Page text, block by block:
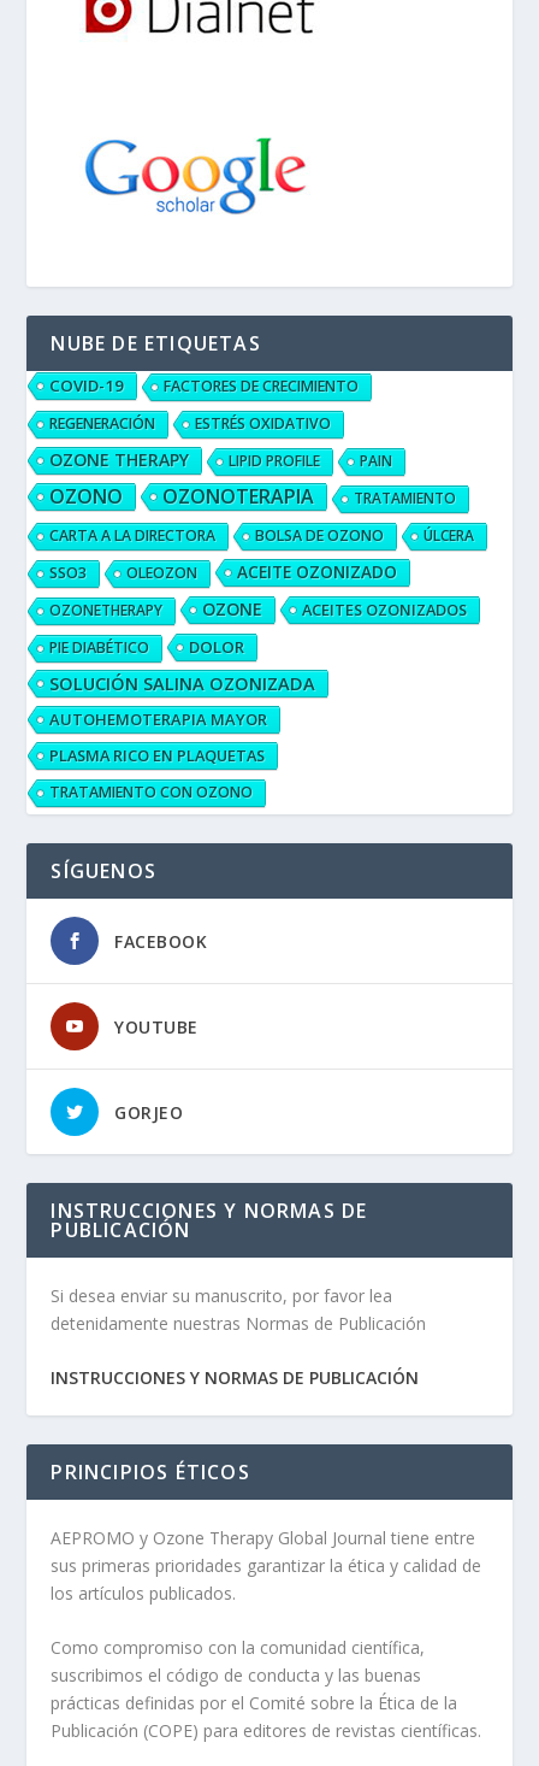
NUBE DE ETIQUETAS
COVID-19
FACTORES DE CRECIMIENTO
REGENERACIÓN
ESTRÉS OXIDATIVO
OZONE THERAPY LIPID PROFILE PAIN
OZONO OZONOTERAPIA
TRATAMIENTO
CARTA A LA DIRECTORA
BOLSA DE OZONO
ÚLCERA
SSO3
OLEOZON ACEITE OZONIZADO
OZONETHERAPY OZONE ACEITES OZONIZADOS
PIE DIABÉTICO DOLOR
SOLUCIÓN SALINA OZONIZADA
AUTOHEMOTERAPIA MAYOR
PLASMA RICO EN PLAQUETAS
TRATAMIENTO CON OZONO
SÍGUENOS
FACEBOOK
YOUTUBE
GORJEO
INSTRUCCIONES Y NORMAS DE
PUBLICACIÓN
Si desea enviar su manuscrito, por favor lea
detenidamente nuestras Normas de Publicación
INSTRUCCIONES Y NORMAS DE PUBLICACIÓN
PRINCIPIOS ÉTICOS
AEPROMO y Ozone Therapy Global Journal tiene entre
sus primeras prioridades garantizar la ética y calidad de
los artículos publicados.
Como compromiso con la comunidad científica,
suscribimos el código de conducta y las buenas
prácticas definidas por el Comité sobre la Ética de la
Publicación (COPE) para editores de revistas científicas.